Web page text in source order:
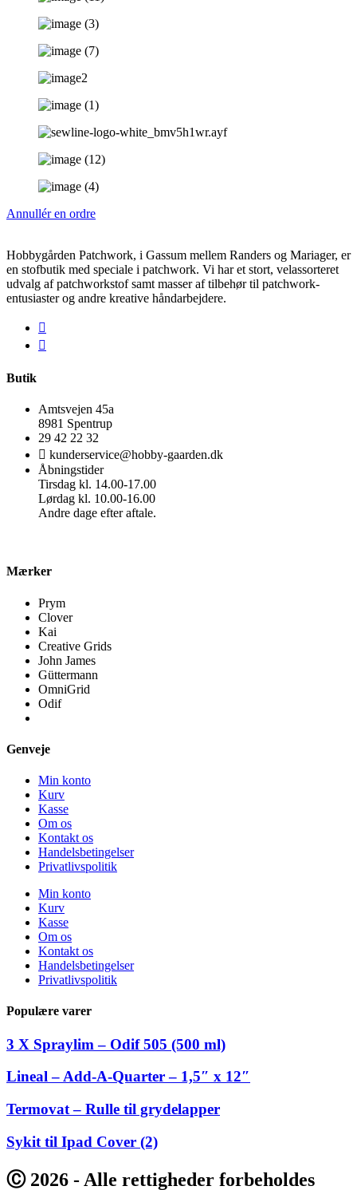
Annullér en ordre
Hobbygården Patchwork, i Gassum mellem Randers og Mariager, er
en stofbutik med speciale i patchwork. Vi har et stort, velassorteret
udvalg af patchworkstof samt masser af tilbehør til patchwork-
entusiaster og andre kreative håndarbejdere.
Butik
Amtsvejen 45a
8981 Spentrup
29 42 22 32
kunderservice@hobby-gaarden.dk
Åbningstider
Tirsdag kl. 14.00-17.00
Lørdag kl. 10.00-16.00
Andre dage efter aftale.
Mærker
Prym
Clover
Kai
Creative Grids
John James
Güttermann
OmniGrid
Odif
Genveje
Min konto
Kurv
Kasse
Om os
Kontakt os
Handelsbetingelser
Privatlivspolitik
Min konto
Kurv
Kasse
Om os
Kontakt os
Handelsbetingelser
Privatlivspolitik
Populære varer
3 X Spraylim – Odif 505 (500 ml)
Lineal – Add-A-Quarter – 1,5″ x 12″
Termovat – Rulle til grydelapper
Sykit til Ipad Cover (2)
Ⓒ 2026 - Alle rettigheder forbeholdes